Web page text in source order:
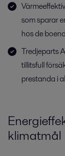
som sparar
hos de
Tredjeparts
tillitsfull
prestanda i
klimatmål